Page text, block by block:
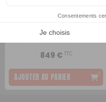
849 €TTC
AJOUTER AU PANIER